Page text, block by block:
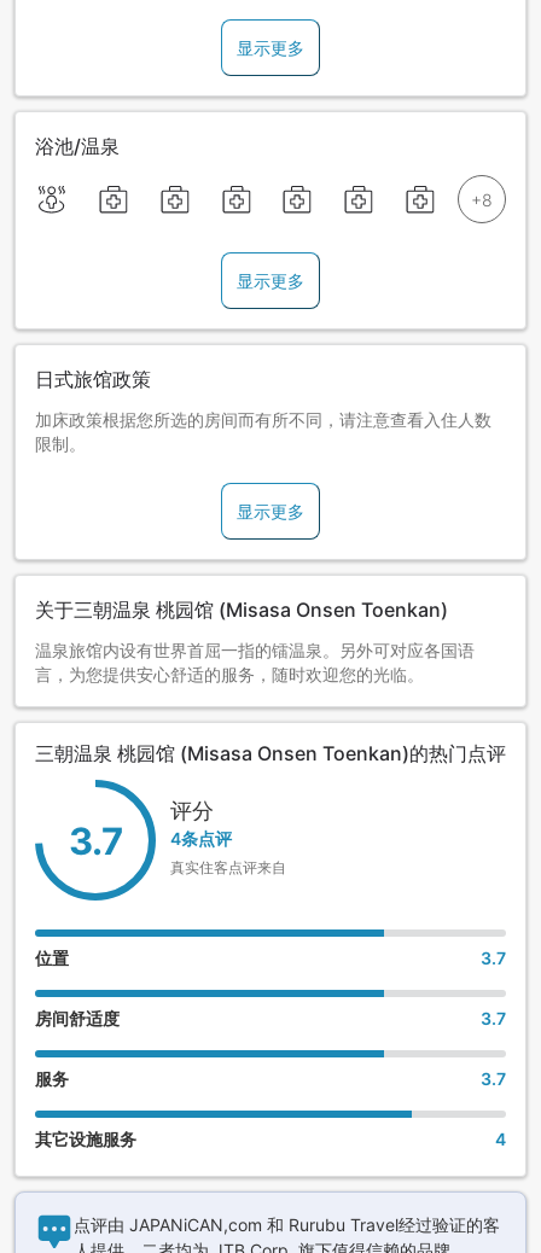
显示更多
浴池/温泉
显示更多
日式旅馆政策
加床政策根据您所选的房间而有所不同，请注意查看入住人数
限制。
显示更多
关于三朝温泉 桃园馆 (Misasa Onsen Toenkan)
温泉旅馆内设有世界首屈一指的镭温泉。另外可对应各国语
言，为您提供安心舒适的服务，随时欢迎您的光临。
三朝温泉 桃园馆 (Misasa Onsen Toenkan)的热门点评
3.7
评分
4条点评
真实住客点评来自
位置 3.7
房间舒适度 3.7
服务 3.7
其它设施服务 4
点评由 JAPANiCAN,com 和 Rurubu Travel经过验证的客